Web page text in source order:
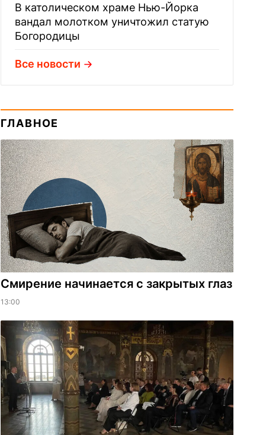
В католическом храме Нью-Йорка
вандал молотком уничтожил статую
Богородицы
Все новости
ГЛАВНОЕ
Смирение начинается с закрытых глаз
13:00